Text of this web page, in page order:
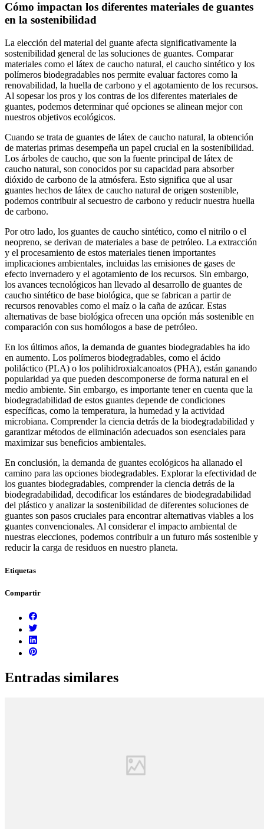
Cómo impactan los diferentes materiales de guantes
en la sostenibilidad
La elección del material del guante afecta significativamente la
sostenibilidad general de las soluciones de guantes. Comparar
materiales como el látex de caucho natural, el caucho sintético y los
polímeros biodegradables nos permite evaluar factores como la
renovabilidad, la huella de carbono y el agotamiento de los recursos.
Al sopesar los pros y los contras de los diferentes materiales de
guantes, podemos determinar qué opciones se alinean mejor con
nuestros objetivos ecológicos.
Cuando se trata de guantes de látex de caucho natural, la obtención
de materias primas desempeña un papel crucial en la sostenibilidad.
Los árboles de caucho, que son la fuente principal de látex de
caucho natural, son conocidos por su capacidad para absorber
dióxido de carbono de la atmósfera. Esto significa que al usar
guantes hechos de látex de caucho natural de origen sostenible,
podemos contribuir al secuestro de carbono y reducir nuestra huella
de carbono.
Por otro lado, los guantes de caucho sintético, como el nitrilo o el
neopreno, se derivan de materiales a base de petróleo. La extracción
y el procesamiento de estos materiales tienen importantes
implicaciones ambientales, incluidas las emisiones de gases de
efecto invernadero y el agotamiento de los recursos. Sin embargo,
los avances tecnológicos han llevado al desarrollo de guantes de
caucho sintético de base biológica, que se fabrican a partir de
recursos renovables como el maíz o la caña de azúcar. Estas
alternativas de base biológica ofrecen una opción más sostenible en
comparación con sus homólogos a base de petróleo.
En los últimos años, la demanda de guantes biodegradables ha ido
en aumento. Los polímeros biodegradables, como el ácido
poliláctico (PLA) o los polihidroxialcanoatos (PHA), están ganando
popularidad ya que pueden descomponerse de forma natural en el
medio ambiente. Sin embargo, es importante tener en cuenta que la
biodegradabilidad de estos guantes depende de condiciones
específicas, como la temperatura, la humedad y la actividad
microbiana. Comprender la ciencia detrás de la biodegradabilidad y
garantizar métodos de eliminación adecuados son esenciales para
maximizar sus beneficios ambientales.
En conclusión, la demanda de guantes ecológicos ha allanado el
camino para las opciones biodegradables. Explorar la efectividad de
los guantes biodegradables, comprender la ciencia detrás de la
biodegradabilidad, decodificar los estándares de biodegradabilidad
del plástico y analizar la sostenibilidad de diferentes soluciones de
guantes son pasos cruciales para encontrar alternativas viables a los
guantes convencionales. Al considerar el impacto ambiental de
nuestras elecciones, podemos contribuir a un futuro más sostenible y
reducir la carga de residuos en nuestro planeta.
Etiquetas
Compartir
Entradas similares